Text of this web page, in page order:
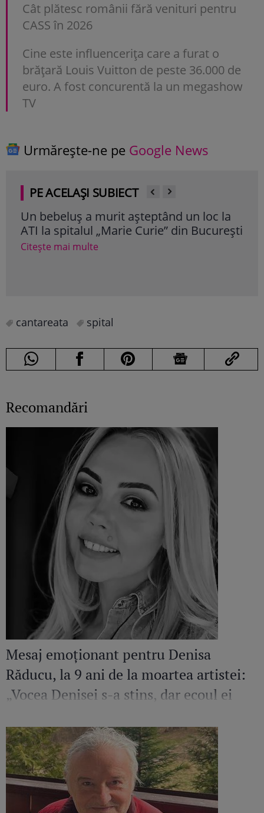
Cât plătesc românii fără venituri pentru
CASS în 2026
Cine este influencerița care a furat o
brățară Louis Vuitton de peste 36.000 de
euro. A fost concurentă la un megashow
TV
Urmărește-ne pe Google News
PE ACELAȘI SUBIECT
Un bebeluș a murit așteptând un loc la
ATI la spitalul „Marie Curie” din București
Citește mai multe
cantareata spital
Recomandări
Mesaj emoționant pentru Denisa
Răducu, la 9 ani de la moartea artistei:
„Vocea Denisei s-a stins, dar ecoul ei